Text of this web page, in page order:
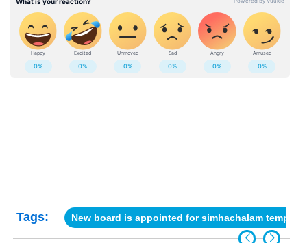
Tags: New board is appointed for simhachalam temple